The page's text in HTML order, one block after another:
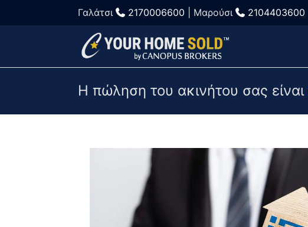
Γαλάτσι 2170006600 | Μαρούσι 2104403600
Η πώληση του ακινήτου σας είναι